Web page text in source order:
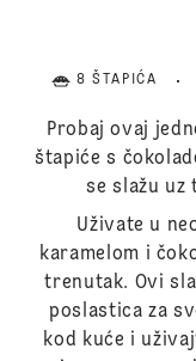
8 ŠTAPIĆA
Probaj ovaj
štapiće s
se slažu uz
Uživate u
karamelom i
trenutak. Ovi
poslastica za
kod kuće i